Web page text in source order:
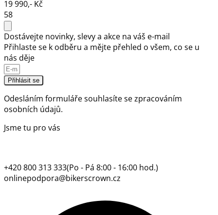
19 990,- Kč
58
Dostávejte novinky, slevy a akce na váš e-mail
Přihlaste se k odběru a mějte přehled o všem, co se u
nás děje
Přihlásit se
Odesláním formuláře souhlasíte sezpracováním
osobních údajů.
Jsme tu pro vás
+420 800 313 333(Po - Pá 8:00 - 16:00 hod.)
onlinepodpora@bikerscrown.cz